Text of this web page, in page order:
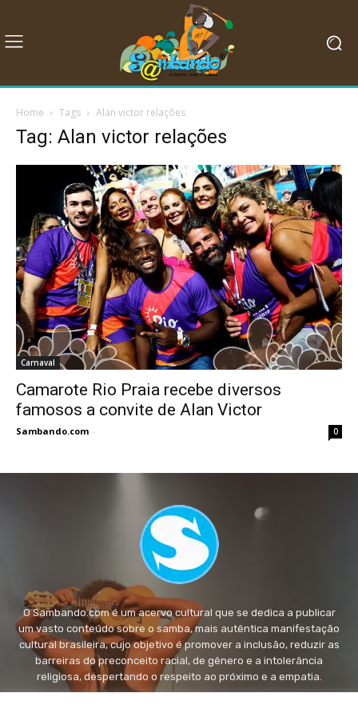
Home Tags Alan victor relações
Tag: Alan victor relações
Carnaval
Camarote Rio Praia recebe diversos
famosos a convite de Alan Victor
Sambando.com - 0
O Sambando.com é um acervo cultural que se dedica a publicar
um vasto conteúdo sobre o samba, mais autêntica manifestação
cultural brasileira, cujo objetivo é promover a inclusão, reduzir as
barreiras do preconceito racial, de gênero e a intolerância
religiosa, despertando o respeito ao próximo e a empatia.